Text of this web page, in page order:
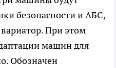
безопасности и АБС,
При этом
машин для
Обозначен